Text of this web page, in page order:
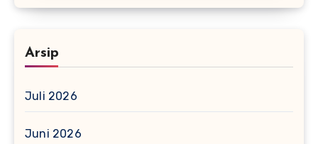
Arsip
Juli 2026
Juni 2026